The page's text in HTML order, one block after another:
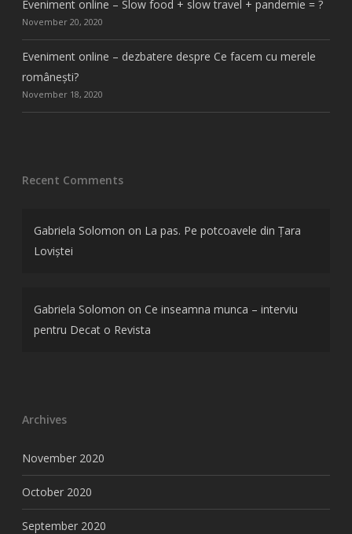
Eveniment online – Slow food + slow travel + pandemie = ?
November 20, 2020
Eveniment online – dezbatere despre Ce facem cu merele
românești?
November 18, 2020
Recent Comments
Gabriela Solomon on La pas. Pe potcoavele din Țara
Loviștei
Gabriela Solomon on Ce inseamna munca – interviu
pentru Decat o Revista
Archives
November 2020
October 2020
September 2020